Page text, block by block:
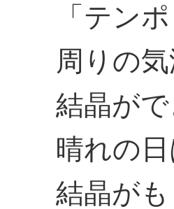
「テン
周りの
結晶が
晴れの
結晶が